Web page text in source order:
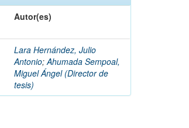
Autor(es)
Lara Hernández, Julio
Antonio;Ahumada Sempoal,
Miguel Ángel (Director de
tesis)